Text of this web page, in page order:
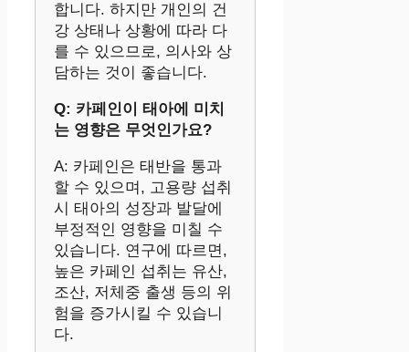
합니다. 하지만 개인의 건
강 상태나 상황에 따라 다
를 수 있으므로, 의사와 상
담하는 것이 좋습니다.
Q: 카페인이 태아에 미치
는 영향은 무엇인가요?
A: 카페인은 태반을 통과
할 수 있으며, 고용량 섭취
시 태아의 성장과 발달에
부정적인 영향을 미칠 수
있습니다. 연구에 따르면,
높은 카페인 섭취는 유산,
조산, 저체중 출생 등의 위
험을 증가시킬 수 있습니
다.